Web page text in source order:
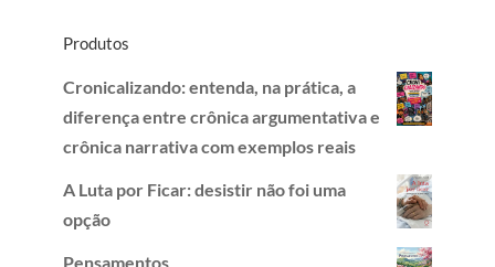
Produtos
Cronicalizando: entenda, na prática, a
diferença entre crônica argumentativa e
crônica narrativa com exemplos reais
A Luta por Ficar: desistir não foi uma
opção
Pensamentos